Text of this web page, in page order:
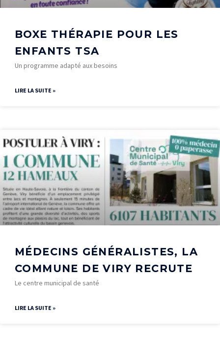
BOXE THÉRAPIE POUR LES
ENFANTS TSA
Un programme adapté aux besoins
LIRE LA SUITE »
MÉDECINS GÉNÉRALISTES, LA
COMMUNE DE VIRY RECRUTE
Le centre municipal de santé
LIRE LA SUITE »